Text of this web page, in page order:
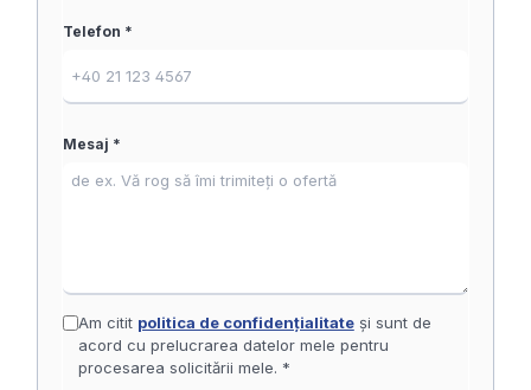
Telefon *
Mesaj *
Am citit politica de confidențialitateși sunt de
acord cu prelucrarea datelor mele pentru
procesarea solicitării mele. *